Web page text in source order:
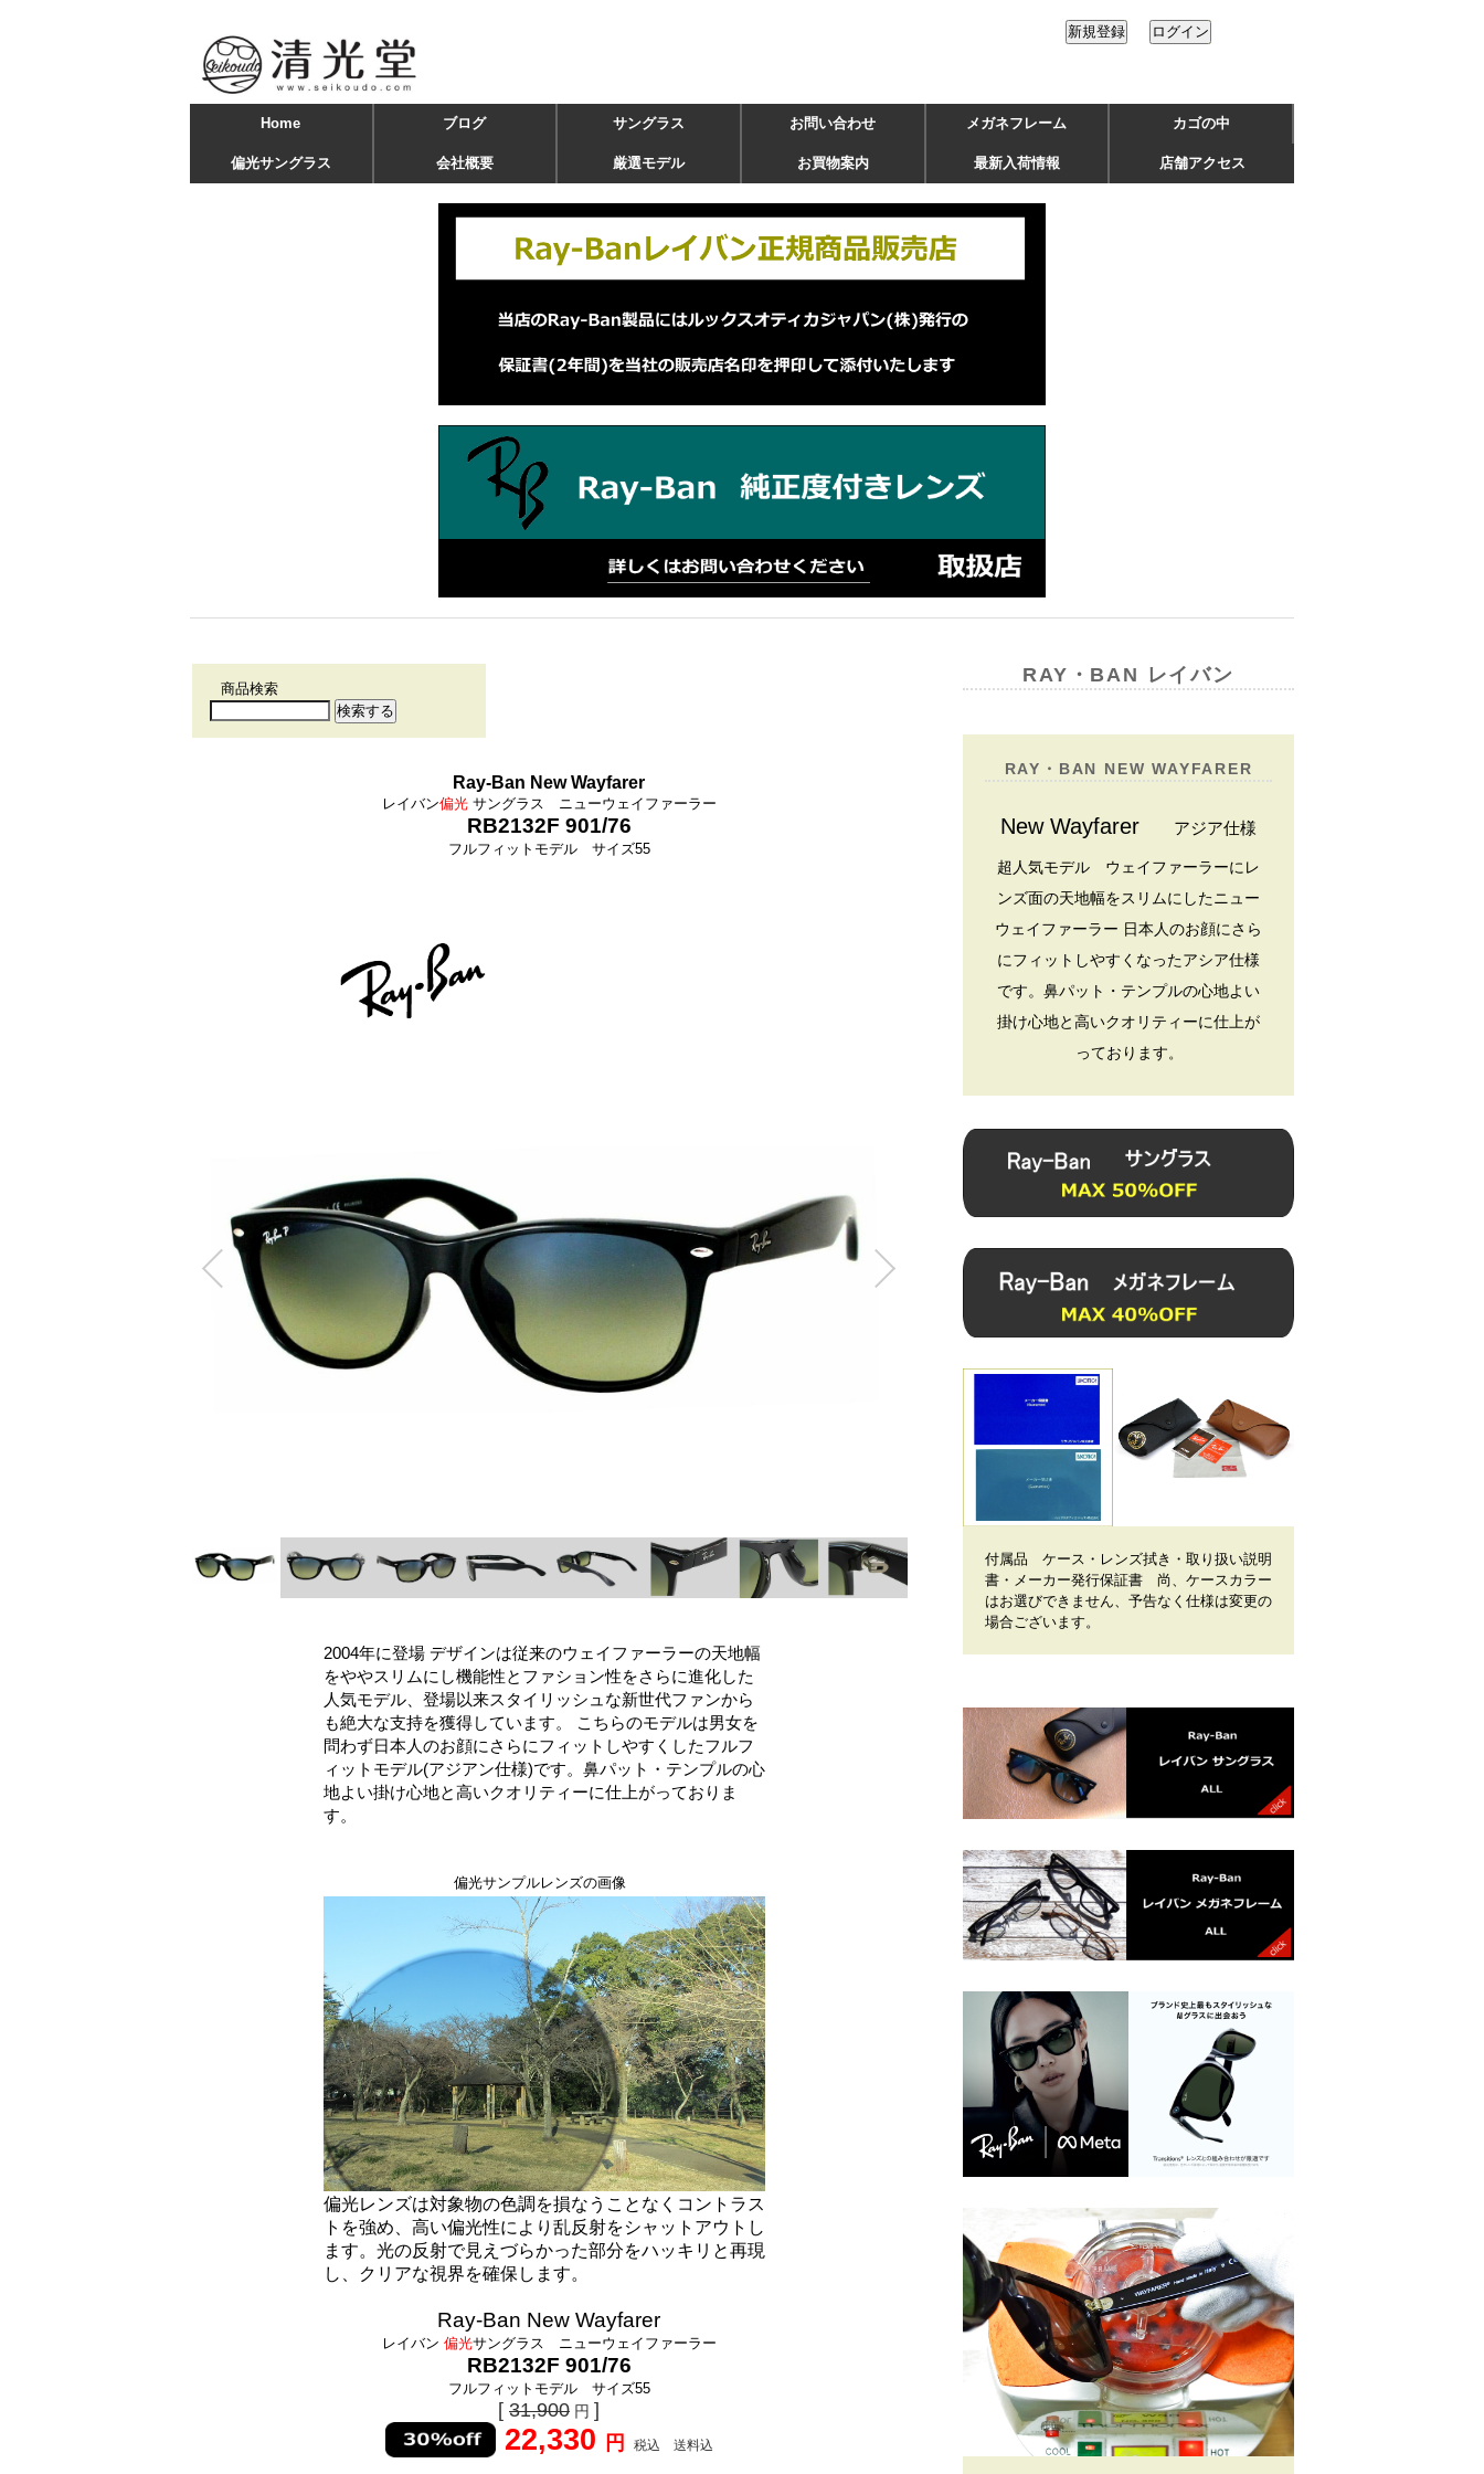
Home ブログ サングラス お問い合わせ メガネフレーム カゴの中
偏光サングラス 会社概要 厳選モデル お買物案内 最新入荷情報 店舗アクセス
商品検索
Ray-Ban New Wayfarer
レイバン偏光 サングラス ニューウェイファーラー
RB2132F 901/76
フルフィットモデル サイズ55
2004年に登場 デザインは従来のウェイファーラーの天地幅
をややスリムにし機能性とファション性をさらに進化した
人気モデル、登場以来スタイリッシュな新世代ファンから
も絶大な支持を獲得しています。 こちらのモデルは男女を
問わず日本人のお顔にさらにフィットしやすくしたフルフ
ィットモデル(アジアン仕様)です。鼻パット・テンプルの心
地よい掛け心地と高いクオリティーに仕上がっておりま
す。
偏光サンプルレンズの画像
偏光レンズは対象物の色調を損なうことなくコントラス
トを強め、高い偏光性により乱反射をシャットアウトし
ます。光の反射で見えづらかった部分をハッキリと再現
し、クリアな視界を確保します。
Ray-Ban New Wayfarer
レイバン 偏光サングラス ニューウェイファーラー
RB2132F 901/76
フルフィットモデル サイズ55
[ 31,900 円 ]
22,330 円 税込 送料込
RAY・BAN レイバン
RAY・BAN NEW WAYFARER
New Wayfarer アジア仕様
超人気モデル ウェイファーラーにレ
ンズ面の天地幅をスリムにしたニュー
ウェイファーラー 日本人のお顔にさら
にフィットしやすくなったアシア仕様
です。鼻パット・テンプルの心地よい
掛け心地と高いクオリティーに仕上が
っております 。
付属品 ケース・レンズ拭き・取り扱い説明
書・メーカー発行保証書 尚、ケースカラー
はお選びできません、予告なく仕様は変更の
場合ございます。